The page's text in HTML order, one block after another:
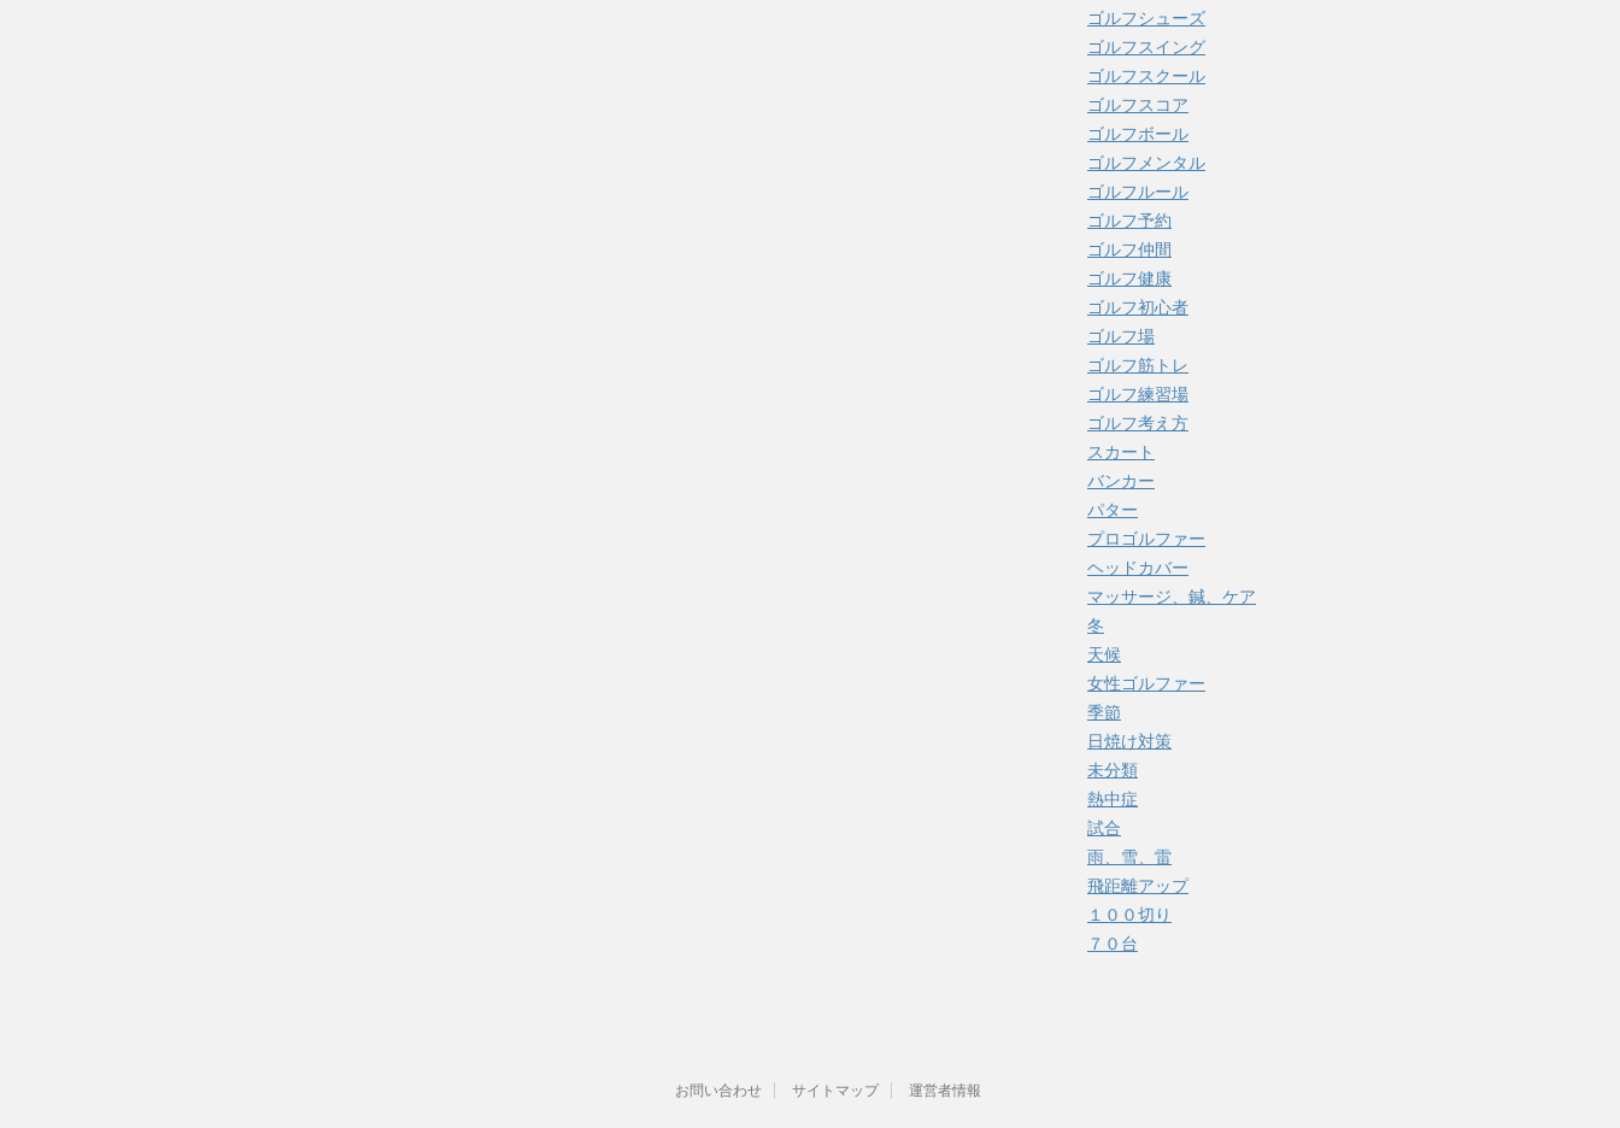
ゴルフシューズ
ゴルフスイング
ゴルフスクール
ゴルフスコア
ゴルフボール
ゴルフメンタル
ゴルフルール
ゴルフ予約
ゴルフ仲間
ゴルフ健康
ゴルフ初心者
ゴルフ場
ゴルフ筋トレ
ゴルフ練習場
ゴルフ考え方
スカート
バンカー
パター
プロゴルファー
ヘッドカバー
マッサージ、鍼、ケア
冬
天候
女性ゴルファー
季節
日焼け対策
未分類
熱中症
試合
雨、雪、雷
飛距離アップ
１００切り
７０台
お問い合わせ サイトマップ 運営者情報